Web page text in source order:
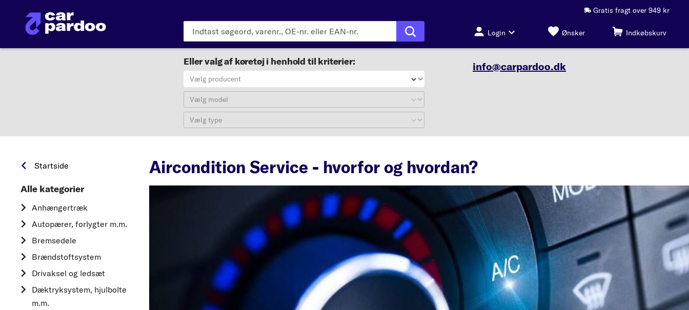
Gratis fragt over 949 kr
Login Ønsker Indkøbskurv
Eller valg af køretøj i henhold til kriterier:
Vælg producent
Vælg model
Vælg type
info@carpardoo.dk
Startside
Alle kategorier
Anhængertræk
Autopærer, forlygter m.m.
Bremsedele
Brændstoftsystem
Drivaksel og ledsæt
Dæktryksystem, hjulbolte
m.m.
Aircondition Service - hvorfor og hvordan?